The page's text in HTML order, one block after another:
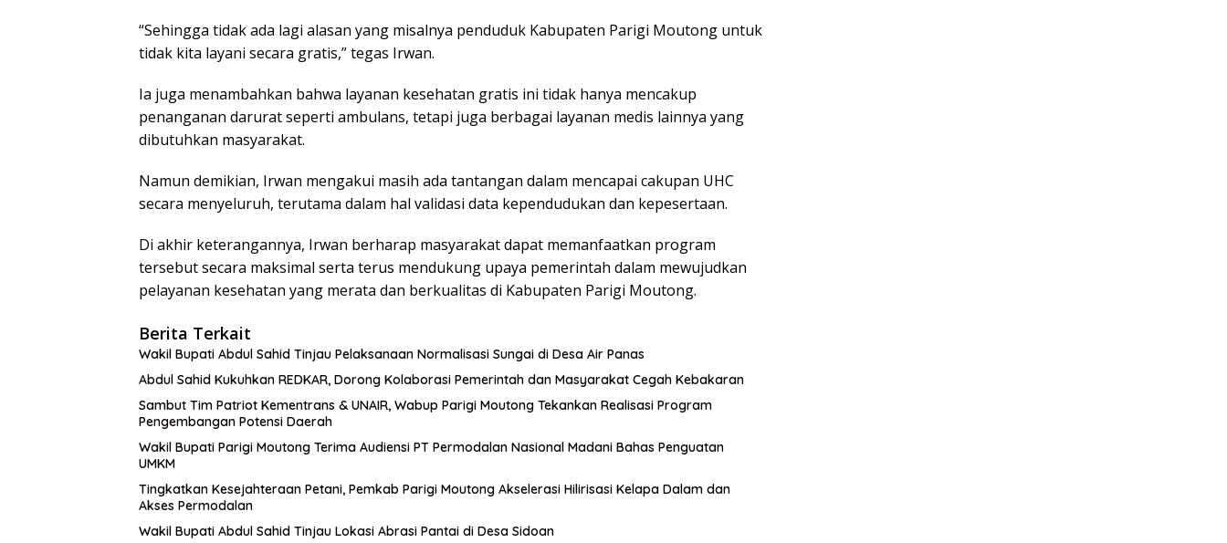
“Sehingga tidak ada lagi alasan yang misalnya penduduk Kabupaten Parigi Moutong untuk
tidak kita layani secara gratis,” tegas Irwan.
Ia juga menambahkan bahwa layanan kesehatan gratis ini tidak hanya mencakup
penanganan darurat seperti ambulans, tetapi juga berbagai layanan medis lainnya yang
dibutuhkan masyarakat.
Namun demikian, Irwan mengakui masih ada tantangan dalam mencapai cakupan UHC
secara menyeluruh, terutama dalam hal validasi data kependudukan dan kepesertaan.
Di akhir keterangannya, Irwan berharap masyarakat dapat memanfaatkan program
tersebut secara maksimal serta terus mendukung upaya pemerintah dalam mewujudkan
pelayanan kesehatan yang merata dan berkualitas di Kabupaten Parigi Moutong.
Berita Terkait
Wakil Bupati Abdul Sahid Tinjau Pelaksanaan Normalisasi Sungai di Desa Air Panas
Abdul Sahid Kukuhkan REDKAR, Dorong Kolaborasi Pemerintah dan Masyarakat Cegah Kebakaran
Sambut Tim Patriot Kementrans & UNAIR, Wabup Parigi Moutong Tekankan Realisasi Program
Pengembangan Potensi Daerah
Wakil Bupati Parigi Moutong Terima Audiensi PT Permodalan Nasional Madani Bahas Penguatan
UMKM
Tingkatkan Kesejahteraan Petani, Pemkab Parigi Moutong Akselerasi Hilirisasi Kelapa Dalam dan
Akses Permodalan
Wakil Bupati Abdul Sahid Tinjau Lokasi Abrasi Pantai di Desa Sidoan